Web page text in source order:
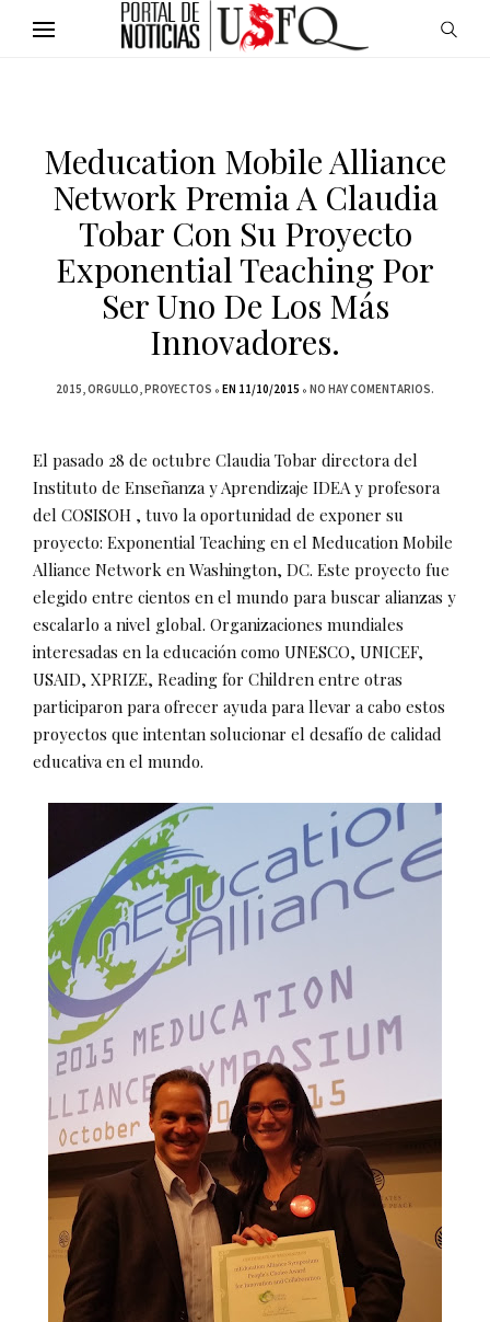
Meducation Mobile Alliance
Network Premia A Claudia
Tobar Con Su Proyecto
Exponential Teaching Por
Ser Uno De Los Más
Innovadores.
2015 ORGULLO PROYECTOS EN 11/10/2015 NO HAY COMENTARIOS.
El pasado 28 de octubre Claudia Tobar directora del
Instituto de Enseñanza y Aprendizaje IDEA y profesora
del COSISOH , tuvo la oportunidad de exponer su
proyecto: Exponential Teaching en el Meducation Mobile
Alliance Network en Washington, DC. Este proyecto fue
elegido entre cientos en el mundo para buscar alianzas y
escalarlo a nivel global. Organizaciones mundiales
interesadas en la educación como UNESCO, UNICEF,
USAID, XPRIZE, Reading for Children entre otras
participaron para ofrecer ayuda para llevar a cabo estos
proyectos que intentan solucionar el desafío de calidad
educativa en el mundo.